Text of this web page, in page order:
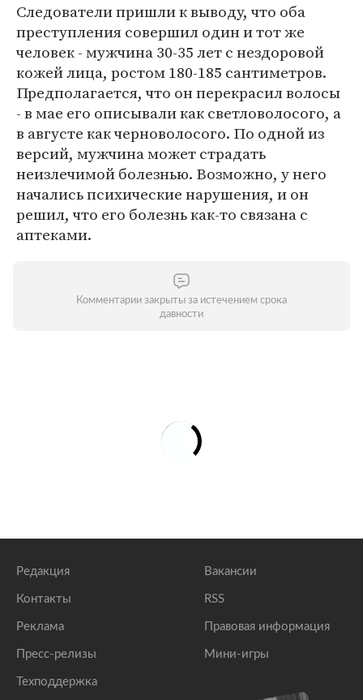
Следователи пришли к выводу, что оба
преступления совершил один и тот же
человек - мужчина 30-35 лет с нездоровой
кожей лица, ростом 180-185 сантиметров.
Предполагается, что он перекрасил волосы
- в мае его описывали как светловолосого, а
в августе как черноволосого. По одной из
версий, мужчина может страдать
неизлечимой болезнью. Возможно, у него
начались психические нарушения, и он
решил, что его болезнь как-то связана с
аптеками.
Комментарии закрыты за истечением срока
давности
Редакция
Контакты
Реклама
Пресс-релизы
Техподдержка
Вакансии
RSS
Правовая информация
Мини-игры